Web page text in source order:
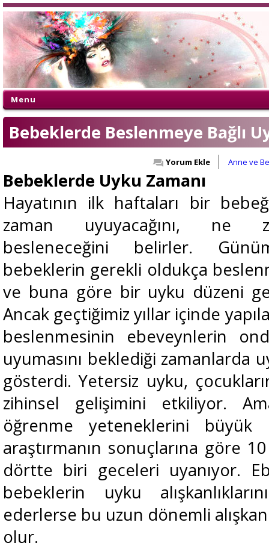
Menu
Bebeklerde Beslenmeye Bağlı
Anne ve
Yorum Ekle
Bebeklerde Uyku Zamanı
Hayatının ilk haftaları bir
zaman uyuyacağını, ne
besleneceğini belirler.
bebeklerin gerekli oldukça
ve buna göre bir uyku düzeni
Ancak geçtiğimiz yıllar içinde
beslenmesinin ebeveynlerin
uyumasını beklediği zamanlarda
gösterdi. Yetersiz uyku,
zihinsel gelişimini etkiliyor.
öğrenme yeteneklerini büyük
araştırmanın sonuçlarına göre
dörtte biri geceleri uyanıyor.
bebeklerin uyku
ederlerse bu uzun dönemli
olur.